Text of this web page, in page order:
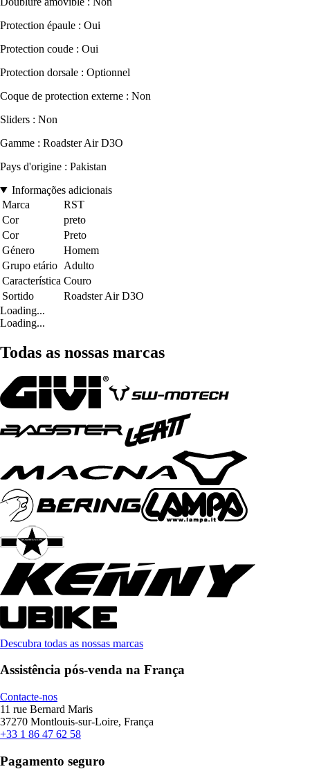
Protection épaule : Oui
Protection coude : Oui
Protection dorsale : Optionnel
Coque de protection externe : Non
Sliders : Non
Gamme : Roadster Air D3O
Pays d'origine : Pakistan
Informações adicionais
Marca
RST
Cor
preto
Cor
Preto
Género
Homem
Grupo etário Adulto
Característica Couro
Sortido
Roadster Air D3O
Loading...
Loading...
Todas as nossas marcas
Descubra todas as nossas marcas
Assistência pós-venda na França
Contacte-nos
11 rue Bernard Maris
37270 Montlouis-sur-Loire, França
+33 1 86 47 62 58
Pagamento seguro